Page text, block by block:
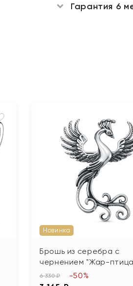
Гарантия 6
Новинка
Брошь из серебра с
чернением "Жар-
6 330 ₽ -50%